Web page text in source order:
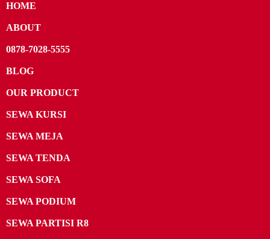
HOME
ABOUT
0878-7028-5555
BLOG
OUR PRODUCT
SEWA KURSI
SEWA MEJA
SEWA TENDA
SEWA SOFA
SEWA PODIUM
SEWA PARTISI R8